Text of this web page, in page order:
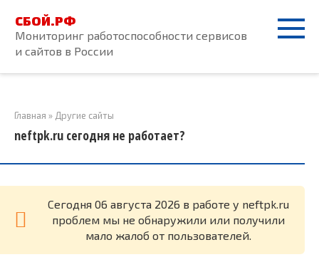
контенту
СБОЙ.РФ
Мониторинг работоспособности сервисов
и сайтов в России
Главная » Другие сайты
neftpk.ru сегодня не работает?
Cегодня 06 августа 2026 в работе у neftpk.ru
проблем мы не обнаружили или получили
мало жалоб от пользователей.